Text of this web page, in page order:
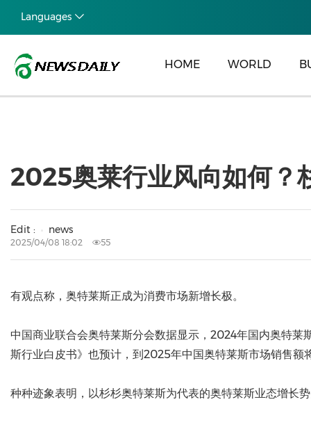
Languages
HOME WORLD
2025奥莱行业风向如何？
Edit : news
2025/04/08 18:02 55
有观点称，奥特莱斯正成为消费市场新增长极。
中国商业联合会奥特莱斯分会数据显示，2024年国内奥特
斯行业白皮书》也预计，到2025年中国奥特莱斯市场销售额
种种迹象表明，以杉杉奥特莱斯为代表的奥特莱斯业态增长